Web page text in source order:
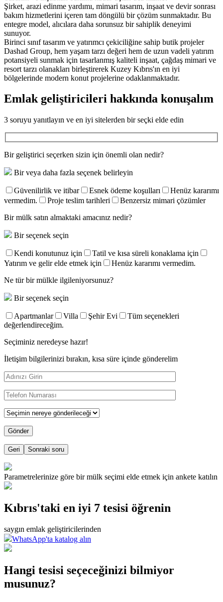
Şirket, arazi edinme yardımı, mimari tasarım, inşaat ve devir sonrası
bakım hizmetlerini içeren tam döngülü bir çözüm sunmaktadır. Bu
entegre model, alıcılara daha sorunsuz bir sahiplik deneyimi
sunuyor.
Birinci sınıf tasarım ve yatırımcı çekiciliğine sahip butik projeler
Dashad Group, hem yaşam tarzı değeri hem de uzun vadeli yatırım
potansiyeli sunmak için tasarlanmış kaliteli inşaat, çağdaş mimari ve
resort tarzı olanakları birleştirerek Kuzey Kıbrıs'ın en iyi
bölgelerinde modern konut projelerine odaklanmaktadır.
Emlak geliştiricileri hakkında konuşalım
3 soruyu yanıtlayın ve en iyi sitelerden bir seçki elde edin
Bir geliştirici seçerken sizin için önemli olan nedir?
Bir veya daha fazla seçenek belirleyin
Güvenilirlik ve itibar Esnek ödeme koşulları
Henüz kararımı
vermedim.
Proje teslim tarihleri
Benzersiz mimari çözümler
Bir mülk satın almaktaki amacınız nedir?
Bir seçenek seçin
Kendi konutunuz için
Tatil ve kısa süreli konaklama için
Yatırım ve gelir elde etmek için
Henüz kararımı vermedim.
Ne tür bir mülkle ilgileniyorsunuz?
Bir seçenek seçin
Apartmanlar Villa Şehir Evi
Tüm seçenekleri
değerlendireceğim.
Seçiminiz neredeyse hazır!
İletişim bilgilerinizi bırakın, kısa süre içinde gönderelim
Geri Sonraki soru
Parametrelerinize göre bir mülk seçimi elde etmek için ankete katılın
Kıbrıs'taki en iyi 7 tesisi öğrenin
saygın emlak geliştiricilerinden
WhatsApp'ta katalog alın
Hangi tesisi seçeceğinizi bilmiyor
musunuz?